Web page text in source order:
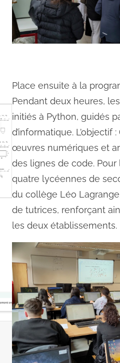
Place ensuite à la
Pendant deux heures,
initiés à Python, guidés
d’informatique. L’objectif
œuvres numériques et
des lignes de code. Pour
quatre lycéennes de
du collège Léo
de tutrices, renforçant
les deux établissements.